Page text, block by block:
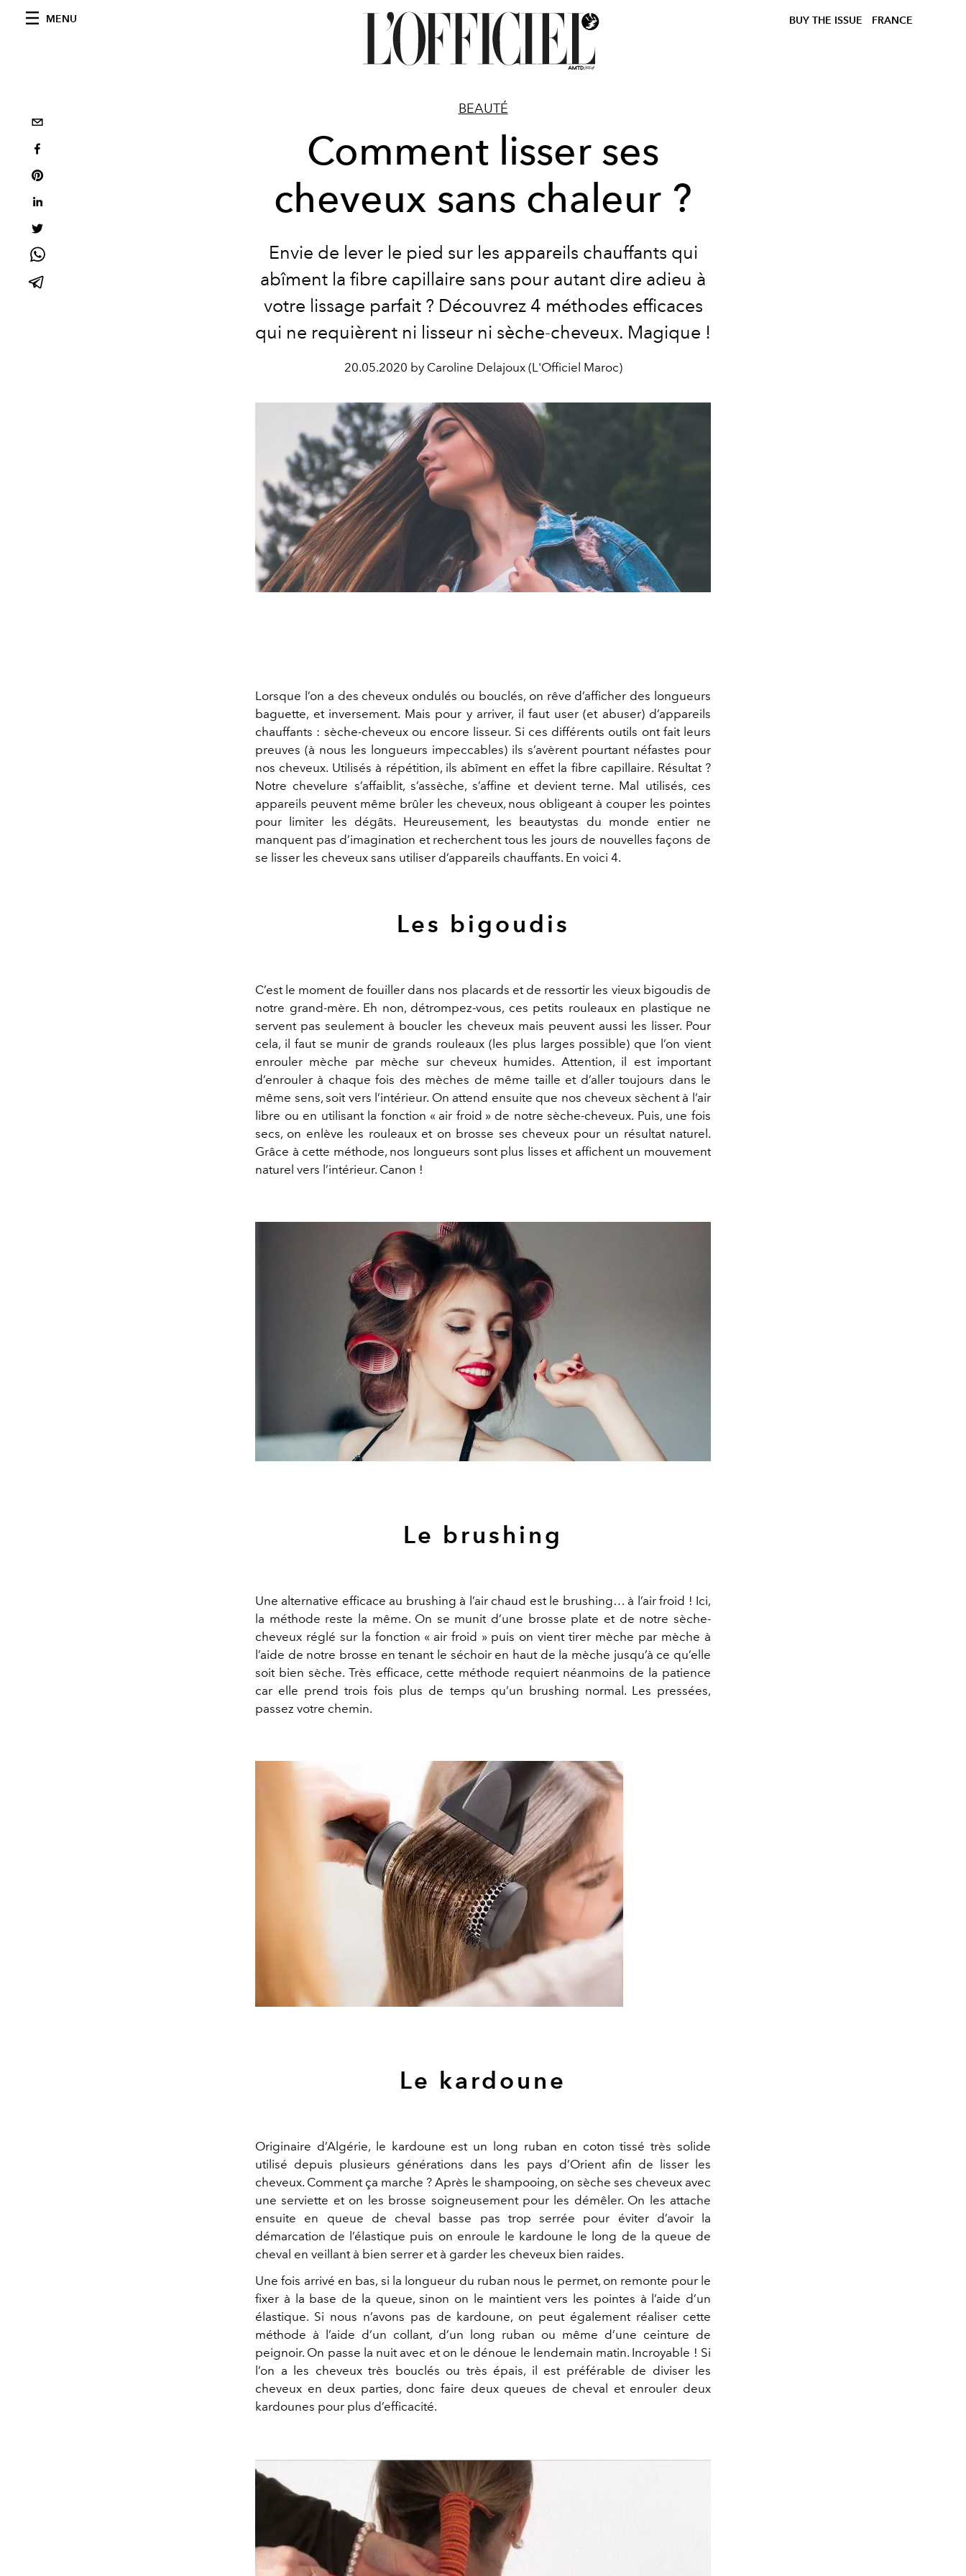
MENU BUY THE ISSUE FRANCE
BEAUTÉ
Comment lisser ses
cheveux sans chaleur ?
Envie de lever le pied sur les appareils chauffants qui
abîment la fibre capillaire sans pour autant dire adieu à
votre lissage parfait ? Découvrez 4 méthodes efficaces
qui ne requièrent ni lisseur ni sèche-cheveux. Magique !
20.05.2020 by Caroline Delajoux (L'Officiel Maroc)
Lorsque l’on a des cheveux ondulés ou bouclés, on rêve d’afficher des longueurs
baguette, et inversement. Mais pour y arriver, il faut user (et abuser) d’appareils
chauffants : sèche-cheveux ou encore lisseur. Si ces différents outils ont fait leurs
preuves (à nous les longueurs impeccables) ils s’avèrent pourtant néfastes pour
nos cheveux. Utilisés à répétition, ils abîment en effet la fibre capillaire. Résultat ?
Notre chevelure s’affaiblit, s’assèche, s’affine et devient terne. Mal utilisés, ces
appareils peuvent même brûler les cheveux, nous obligeant à couper les pointes
pour limiter les dégâts. Heureusement, les beautystas du monde entier ne
manquent pas d’imagination et recherchent tous les jours de nouvelles façons de
se lisser les cheveux sans utiliser d’appareils chauffants. En voici 4.
Les bigoudis
C’est le moment de fouiller dans nos placards et de ressortir les vieux bigoudis de
notre grand-mère. Eh non, détrompez-vous, ces petits rouleaux en plastique ne
servent pas seulement à boucler les cheveux mais peuvent aussi les lisser. Pour
cela, il faut se munir de grands rouleaux (les plus larges possible) que l’on vient
enrouler mèche par mèche sur cheveux humides. Attention, il est important
d’enrouler à chaque fois des mèches de même taille et d’aller toujours dans le
même sens, soit vers l’intérieur. On attend ensuite que nos cheveux sèchent à l’air
libre ou en utilisant la fonction « air froid » de notre sèche-cheveux. Puis, une fois
secs, on enlève les rouleaux et on brosse ses cheveux pour un résultat naturel.
Grâce à cette méthode, nos longueurs sont plus lisses et affichent un mouvement
naturel vers l’intérieur. Canon !
Le brushing
Une alternative efficace au brushing à l’air chaud est le brushing… à l’air froid ! Ici,
la méthode reste la même. On se munit d’une brosse plate et de notre sèche-
cheveux réglé sur la fonction « air froid » puis on vient tirer mèche par mèche à
l’aide de notre brosse en tenant le séchoir en haut de la mèche jusqu’à ce qu’elle
soit bien sèche. Très efficace, cette méthode requiert néanmoins de la patience
car elle prend trois fois plus de temps qu’un brushing normal. Les pressées,
passez votre chemin.
Le kardoune
Originaire d’Algérie, le kardoune est un long ruban en coton tissé très solide
utilisé depuis plusieurs générations dans les pays d’Orient afin de lisser les
cheveux. Comment ça marche ? Après le shampooing, on sèche ses cheveux avec
une serviette et on les brosse soigneusement pour les démêler. On les attache
ensuite en queue de cheval basse pas trop serrée pour éviter d’avoir la
démarcation de l’élastique puis on enroule le kardoune le long de la queue de
cheval en veillant à bien serrer et à garder les cheveux bien raides.
Une fois arrivé en bas, si la longueur du ruban nous le permet, on remonte pour le
fixer à la base de la queue, sinon on le maintient vers les pointes à l’aide d’un
élastique. Si nous n’avons pas de kardoune, on peut également réaliser cette
méthode à l’aide d’un collant, d’un long ruban ou même d’une ceinture de
peignoir. On passe la nuit avec et on le dénoue le lendemain matin. Incroyable ! Si
l’on a les cheveux très bouclés ou très épais, il est préférable de diviser les
cheveux en deux parties, donc faire deux queues de cheval et enrouler deux
kardounes pour plus d’efficacité.